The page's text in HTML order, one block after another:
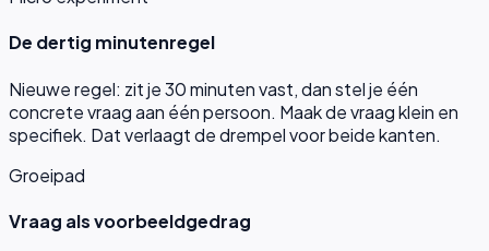
De dertig minutenregel
Nieuwe regel: zit je 30 minuten vast, dan stel je één
concrete vraag aan één persoon. Maak de vraag klein en
specifiek. Dat verlaagt de drempel voor beide kanten.
Groeipad
Vraag als voorbeeldgedrag